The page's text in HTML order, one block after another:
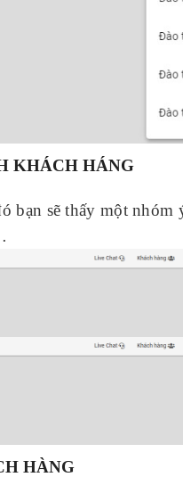
KHÁCH HÁNG
bạn sẽ thấy một
HÀNG